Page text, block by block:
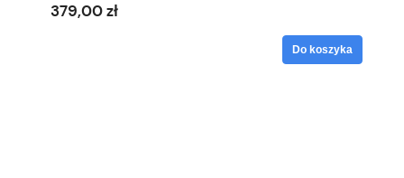
379,00 zł
Do koszyka